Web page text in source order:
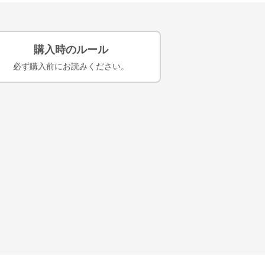
購入時のルール
必ず購入前にお読みください。